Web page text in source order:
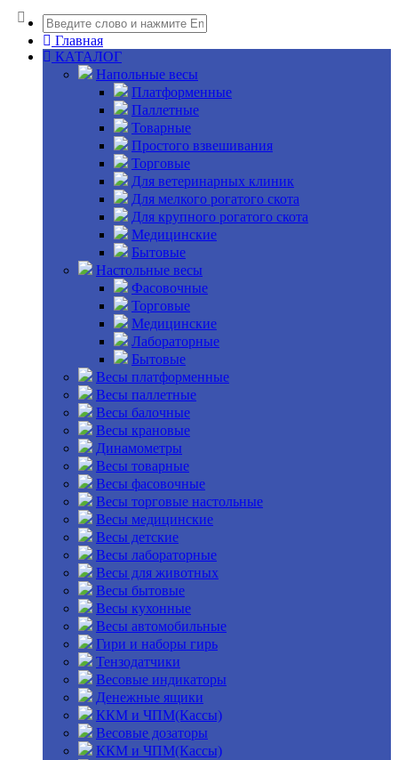
Главная
КАТАЛОГ
Напольные весы
Платформенные
Паллетные
Товарные
Простого взвешивания
Торговые
Для ветеринарных клиник
Для мелкого рогатого скота
Для крупного рогатого скота
Медицинские
Бытовые
Настольные весы
Фасовочные
Торговые
Медицинские
Лабораторные
Бытовые
Весы платформенные
Весы паллетные
Весы балочные
Весы крановые
Динамометры
Весы товарные
Весы фасовочные
Весы торговые настольные
Весы медицинские
Весы детские
Весы лабораторные
Весы для животных
Весы бытовые
Весы кухонные
Весы автомобильные
Гири и наборы гирь
Тензодатчики
Весовые индикаторы
Денежные ящики
ККМ и ЧПМ(Кассы)
Весовые дозаторы
ККМ и ЧПМ(Кассы)